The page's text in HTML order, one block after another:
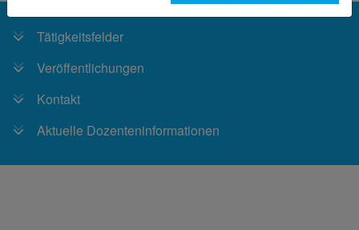
Tätigkeitsfelder
Veröffentlichungen
Kontakt
Aktuelle Dozenteninformationen